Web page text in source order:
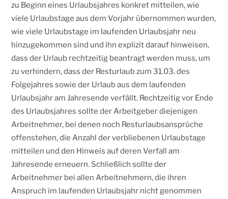
zu Beginn eines Urlaubsjahres konkret mitteilen, wie
viele Urlaubstage aus dem Vorjahr übernommen wurden,
wie viele Urlaubstage im laufenden Urlaubsjahr neu
hinzugekommen sind und ihn explizit darauf hinweisen,
dass der Urlaub rechtzeitig beantragt werden muss, um
zu verhindern, dass der Resturlaub zum 31.03. des
Folgejahres sowie der Urlaub aus dem laufenden
Urlaubsjahr am Jahresende verfällt. Rechtzeitig vor Ende
des Urlaubsjahres sollte der Arbeitgeber diejenigen
Arbeitnehmer, bei denen noch Resturlaubsansprüche
offenstehen, die Anzahl der verbliebenen Urlaubstage
mitteilen und den Hinweis auf deren Verfall am
Jahresende erneuern. Schließlich sollte der
Arbeitnehmer bei allen Arbeitnehmern, die ihren
Anspruch im laufenden Urlaubsjahr nicht genommen